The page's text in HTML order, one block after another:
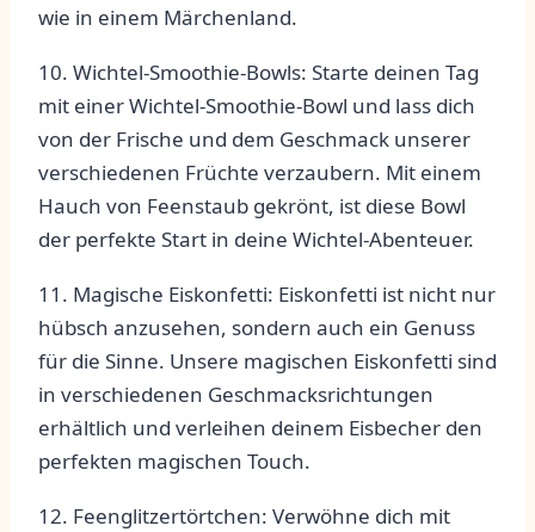
wie in einem Märchenland.
10. ​Wichtel-Smoothie-Bowls: Starte deinen Tag
mit einer Wichtel-Smoothie-Bowl und lass dich
von der ⁣Frische und dem Geschmack unserer ​
verschiedenen Früchte verzaubern. Mit einem
Hauch von Feenstaub gekrönt, ist diese Bowl
der perfekte Start in deine Wichtel-Abenteuer.
11. Magische⁣ Eiskonfetti: Eiskonfetti ist nicht nur
hübsch anzusehen,⁣ sondern⁤ auch ein Genuss
⁢für ⁣die Sinne. Unsere magischen Eiskonfetti ‍sind
in verschiedenen Geschmacksrichtungen⁣
erhältlich ‍und verleihen deinem Eisbecher​ den
perfekten magischen Touch.
12. Feenglitzertörtchen: ⁤Verwöhne dich‌ mit